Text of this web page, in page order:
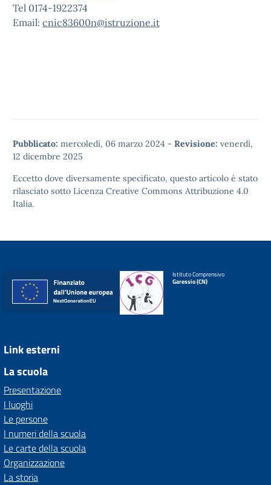
Tel 0174-1922374
Email: cnic83600n@istruzione.it
Pubblicato: mercoledì, 06 marzo 2024 - Revisione: venerdì,
12 dicembre 2025
Eccetto dove diversamente specificato, questo articolo è stato
rilasciato sotto Licenza Creative Commons Attribuzione 4.0
Italia.
Istituto Comprensivo
Garessio (CN)
Link esterni
La scuola
Presentazione
I luoghi
Le persone
I numeri della scuola
Le carte della scuola
Organizzazione
La storia